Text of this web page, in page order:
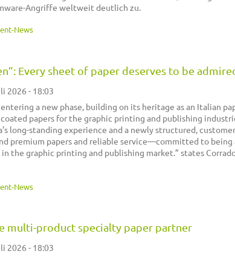
Angriffe weltweit deutlich zu.
News
Every sheet of paper deserves to be
2026 - 18:03
a new phase, building on its heritage as an Italian
papers for the graphic printing and publishing
long-standing experience and a newly structured,
premium papers and reliable service—committed to being
the graphic printing and publishing market.” states
News
multi-product specialty paper partner
2026 - 18:03